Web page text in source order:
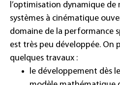
l’optimisation dynamique de
systèmes à cinématique
domaine de la performance
est très peu développée. On
quelques travaux :
le développement dès